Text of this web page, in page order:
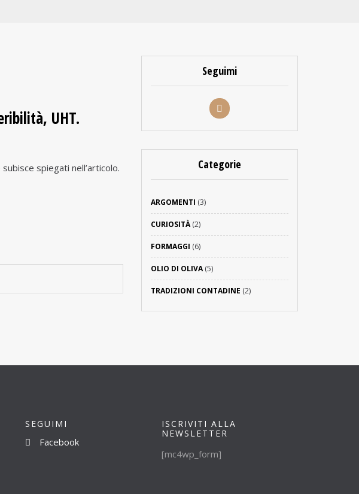
UHT.
spiegati nell’articolo.
Seguimi
Categorie
ARGOMENTI (3)
CURIOSITÀ(2)
FORMAGGI (6)
OLIO DI OLIVA(5)
TRADIZIONI CONTADINE (2)
SEGUIMI
Facebook
ISCRIVITI ALLA
NEWSLETTER
[mc4wp_form]